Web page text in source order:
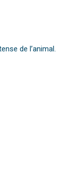
de l’animal.